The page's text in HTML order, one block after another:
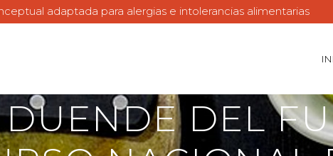
adaptada para alergias e intolerancias alimentarias
DEL